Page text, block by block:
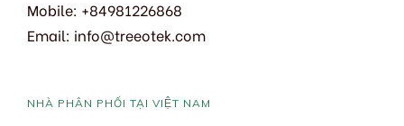
Mobile: +84981226868
Email: info@treeotek.com
NHÀ PHÂN PHỐI TẠI VIỆT NAM